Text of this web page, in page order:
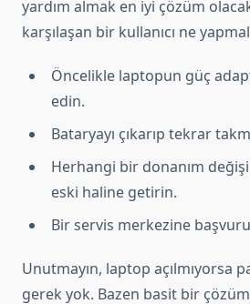
yardım almak en iyi çözüm
karşılaşan bir kullanıcı ne
Öncelikle laptopun güç
edin.
Bataryayı çıkarıp tekrar
Herhangi bir donanım
eski haline getirin.
Bir servis merkezine
Unutmayın, laptop açılmıyorsa
gerek yok. Bazen basit bir